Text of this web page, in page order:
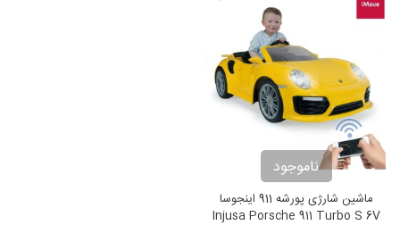
ناموجود
ماشین شارژی پورشه 911 اینجوسا
Injusa Porsche 911 Turbo S 6V